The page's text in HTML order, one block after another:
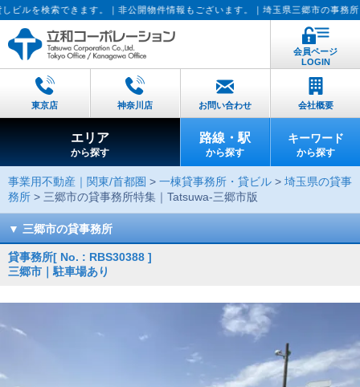
公開物件情報もございます。｜埼玉県三郷市の事務所・ビルの賃貸査定実施中
会員ページ
LOGIN
東京店 神奈川店 お問い合わせ 会社概要
エリア
から探す
路線・駅
から探す
キーワード
から探す
事業用不動産｜関東/首都圏 > 一棟貸事務所・貸ビル > 埼玉県の貸事
務所 > 三郷市の貸事務所特集｜Tatsuwa-三郷市版
三郷市の貸事務所
貸事務所[ No. : RBS30388 ]
三郷市｜駐車場あり